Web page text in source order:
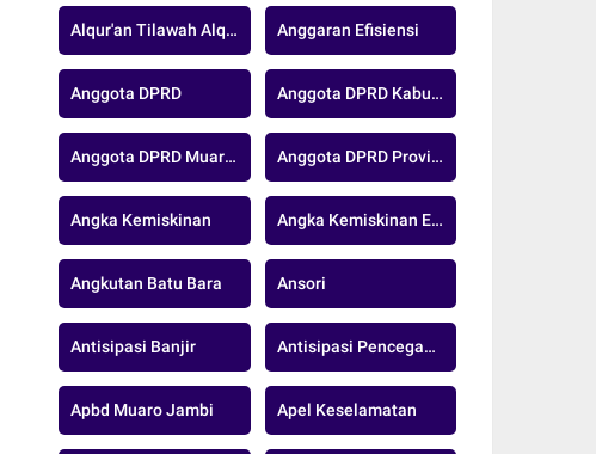
Alqur'an Tilawah Alquran Anggaran Efisiensi
Anggota DPRD Anggota DPRD Kabupaten Muaro Jambi
Anggota DPRD Muaro Jambi Anggota DPRD Provinsi Jambi
Angka Kemiskinan Angka Kemiskinan Ekstrem
Angkutan Batu Bara Ansori
Antisipasi Banjir Antisipasi Pencegahan
Apbd Muaro Jambi Apel Keselamatan